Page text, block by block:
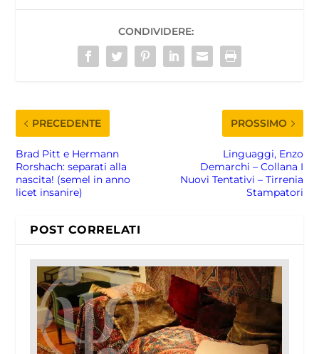
CONDIVIDERE:
PRECEDENTE
Brad Pitt e Hermann
Rorshach: separati alla
nascita! (semel in anno
licet insanire)
PROSSIMO
Linguaggi, Enzo
Demarchi – Collana I
Nuovi Tentativi – Tirrenia
Stampatori
POST CORRELATI